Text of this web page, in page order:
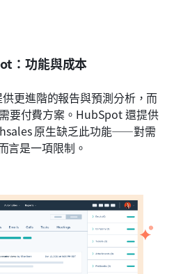
：功能與成本
更進階的報告與預測分析，而
要付費方案。HubSpot 還提供
原生缺乏此功能——對需
言是一項限制。